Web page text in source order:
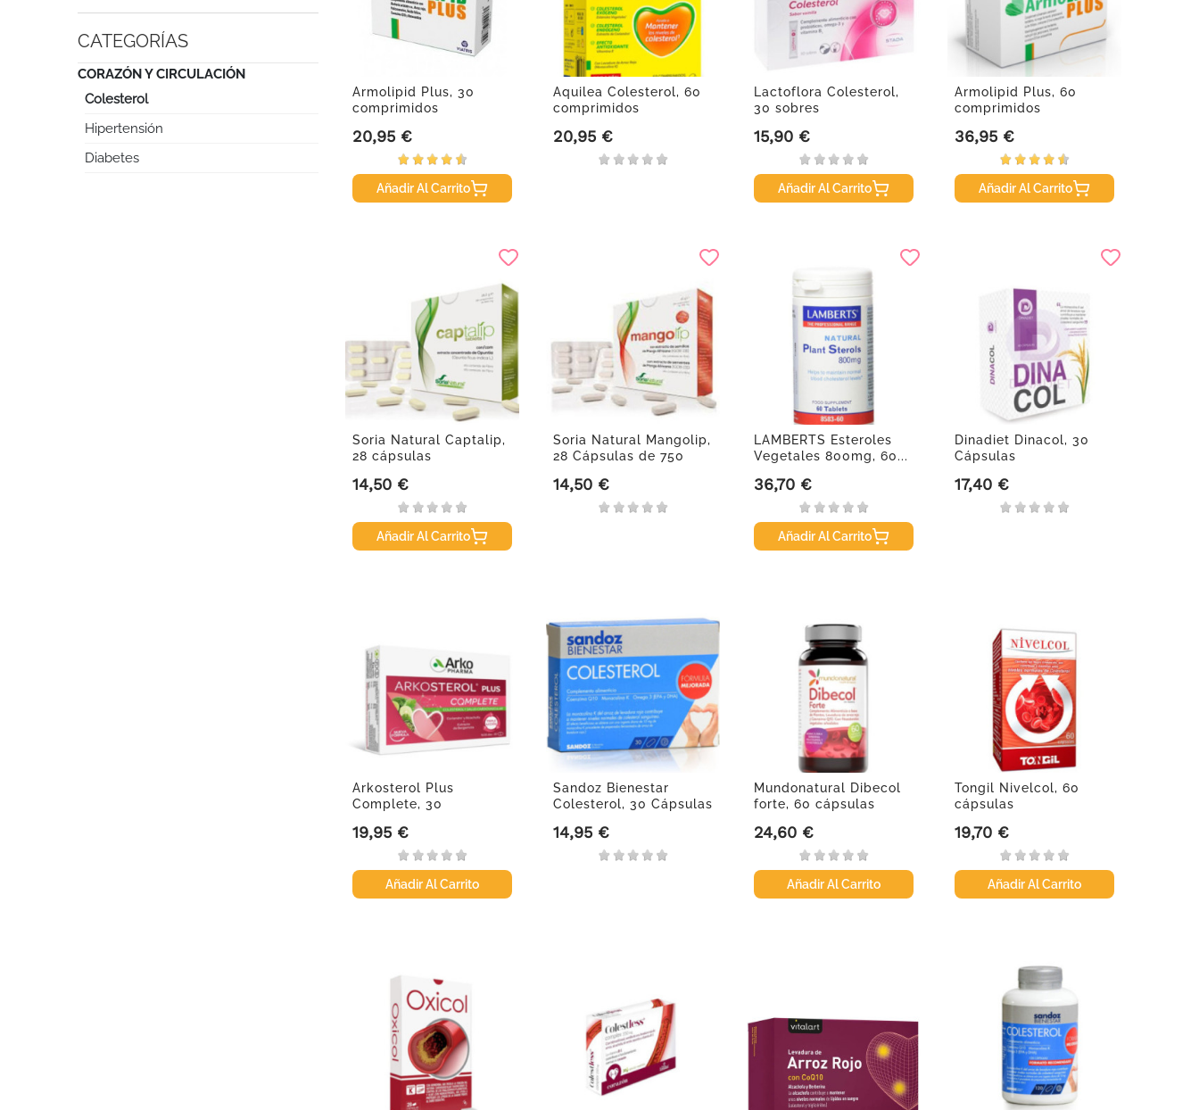
CATEGORÍAS
CORAZÓN Y CIRCULACIÓN
Colesterol
Hipertensión
Diabetes
Armolipid Plus, 30
comprimidos
Precio
20,95 €
Añadir Al Carrito
Aquilea Colesterol, 60
comprimidos
Precio
20,95 €
Lactoflora Colesterol,
30 sobres
Precio
15,90 €
Añadir Al Carrito
Armolipid Plus, 60
comprimidos
Precio
36,95 €
Añadir Al Carrito
Soria Natural Captalip,
28 cápsulas
Precio
14,50 €
Añadir Al Carrito
Soria Natural Mangolip,
28 Cápsulas de 750
Precio
14,50 €
LAMBERTS Esteroles
Vegetales 800mg, 60...
Precio
36,70 €
Añadir Al Carrito
Dinadiet Dinacol, 30
Cápsulas
Precio
17,40 €
Arkosterol Plus
Complete, 30
Precio
19,95 €
Añadir Al Carrito
Sandoz Bienestar
Colesterol, 30 Cápsulas
Precio
14,95 €
Mundonatural Dibecol
forte, 60 cápsulas
Precio
24,60 €
Añadir Al Carrito
Tongil Nivelcol, 60
cápsulas
Precio
19,70 €
Añadir Al Carrito